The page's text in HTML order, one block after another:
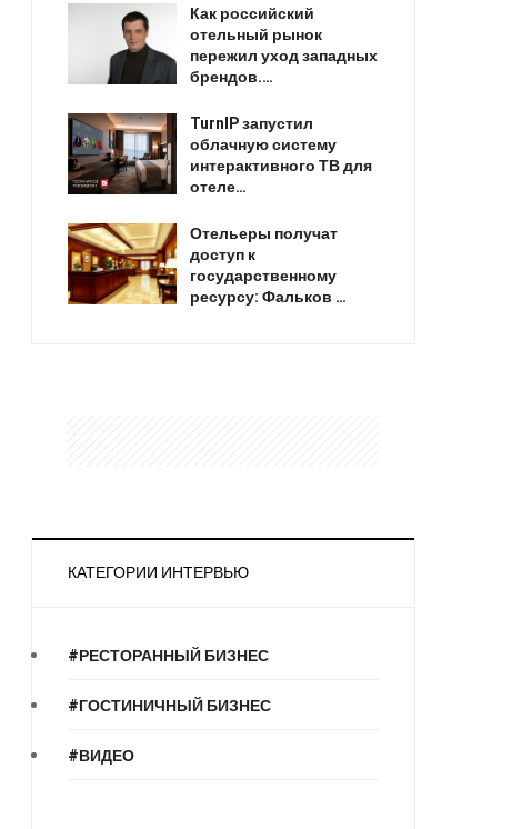
Как российский
отельный рынок
пережил уход западных
брендов.…
TurnIP запустил
облачную систему
интерактивного ТВ для
отеле…
Отельеры получат
доступ к
государственному
ресурсу: Фальков …
КАТЕГОРИИ ИНТЕРВЬЮ
#РЕСТОРАННЫЙ БИЗНЕС
#ГОСТИНИЧНЫЙ БИЗНЕС
#ВИДЕО